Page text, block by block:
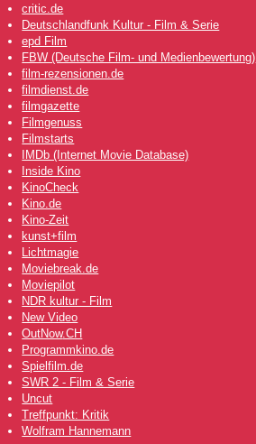
critic.de
Deutschlandfunk Kultur - Film & Serie
epd Film
FBW (Deutsche Film- und Medienbewertung)
film-rezensionen.de
filmdienst.de
filmgazette
Filmgenuss
Filmstarts
IMDb (Internet Movie Database)
Inside Kino
KinoCheck
Kino.de
Kino-Zeit
kunst+film
Lichtmagie
Moviebreak.de
Moviepilot
NDR kultur - Film
New Video
OutNow.CH
Programmkino.de
Spielfilm.de
SWR 2 - Film & Serie
Uncut
Treffpunkt: Kritik
Wolfram Hannemann